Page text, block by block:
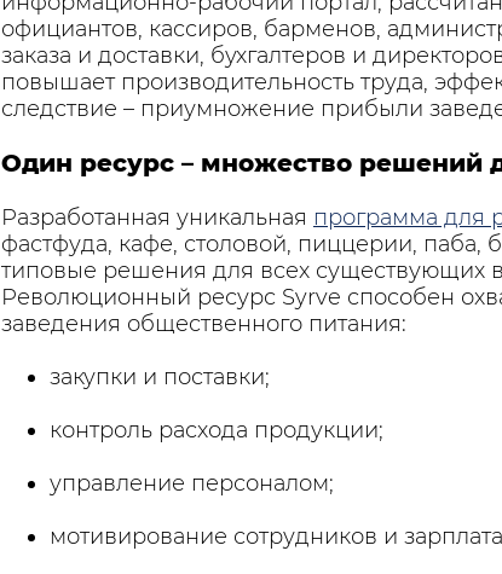
официантов, кассиров, барменов,
заказа и доставки, бухгалтеров и
повышает производительность труда,
следствие – приумножение прибыли
Один ресурс – множество решений
Разработанная уникальная программа для
фастфуда, кафе, столовой, пиццерии,
типовые решения для всех существующих
Революционный ресурс Syrve способен
заведения общественного питания:
закупки и поставки;
контроль расхода продукции;
управление персоналом;
мотивирование сотрудников и